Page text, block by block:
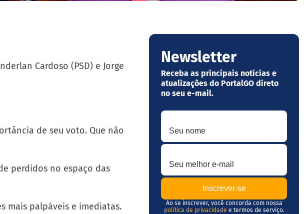
Cardoso (PSD) e Jorge
de seu voto. Que não
perdidos no espaço das
mais palpáveis e imediatas.
Newsletter
Receba as principais notícias e
atualizações do PortalGO direto
no seu e-mail.
Seu nome
Seu melhor e-mail
Ao se inscrever, você concorda com nossa
política de privacidade e termos de serviço.